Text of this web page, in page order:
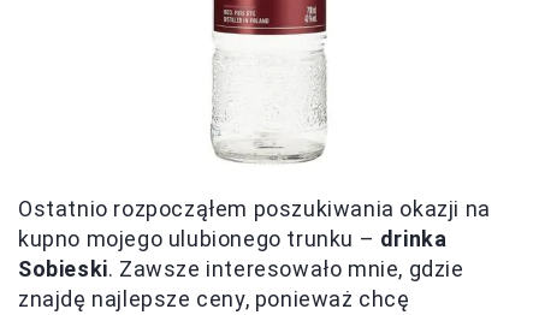
Ostatnio rozpocząłem poszukiwania okazji na
kupno mojego ulubionego trunku – drinka
Sobieski. Zawsze interesowało mnie, gdzie
znajdę najlepsze ceny, ponieważ chcę